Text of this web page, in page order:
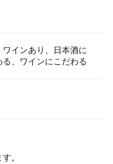
インあり、日本酒に
、ワインにこだわる
。